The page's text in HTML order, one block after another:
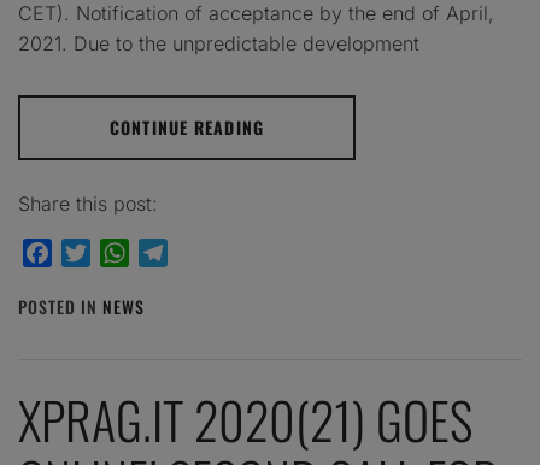
CET). Notification of acceptance by the end of April,
2021. Due to the unpredictable development
CONTINUE READING
Share this post:
FacebookTwitterWhatsApp
POSTED IN NEWS
XPRAG.IT 2020(21) GOES